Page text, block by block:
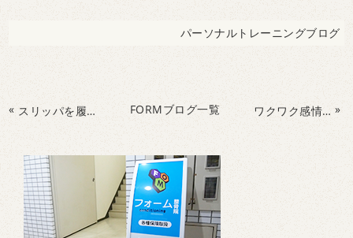
パーソナルトレーニングブログ
« スリッパを履くとすり足になりやすい⁉︎ FORMブログ一覧 ワクワク感情は脳を活性化！みなさん最近ワクワクすることはありますか？ »